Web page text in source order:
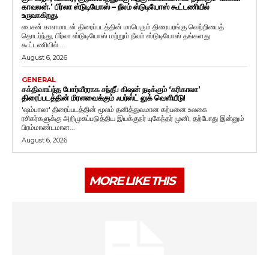
காவலன்.’ பிர்லா ஸ்டுடியோஸ் – நீலம் ஸ்டுடியோஸ் கூட்டணியில்
உருவாகிறது.
பைசன் காளமாடன் திரைப்படத்தின் மாபெரும் திரையரங்கு வெற்றியைத்
தொடர்ந்து, பிர்லா ஸ்டுடியோஸ் மற்றும் நீலம் ஸ்டுடியோஸ் தங்களது
கூட்டணியில்...
August 6, 2026
GENERAL
சக்திவாய்ந்த போர்வீரராக சந்தீப் கிஷன் நடிக்கும் ‘கரிகாலா’
திரைப்படத்தின் மிரளவைக்கும் ஃபர்ஸ்ட் லுக் வெளியீடு!
'ஷம்பாலா' திரைப்படத்தின் மூலம் தனித்துவமான கற்பனை உலகை
ரசிகர்களுக்கு அறிமுகப்படுத்திய இயக்குநர் யுகேந்தர் முனி, தற்போது இன்னும்
பிரம்மாண்டமான...
August 6, 2026
MORE LIKE THIS